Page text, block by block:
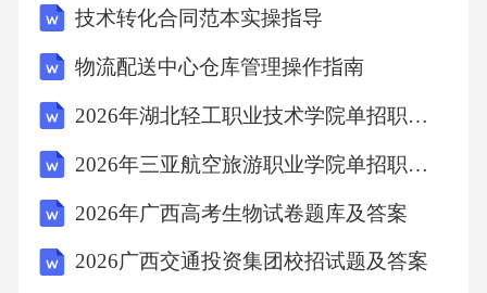
技术转化合同范本实操指导
物流配送中心仓库管理操作指南
2026年湖北轻工职业技术学院单招职业倾向性测试题库及参考答案详解一套
2026年三亚航空旅游职业学院单招职业适应性测试题库及答案详解一套
2026年广西高考生物试卷题库及答案
2026广西交通投资集团校招试题及答案